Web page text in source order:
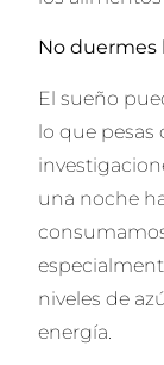
No duermes
El sueño
lo que pesas
una noche
niveles de
energía.